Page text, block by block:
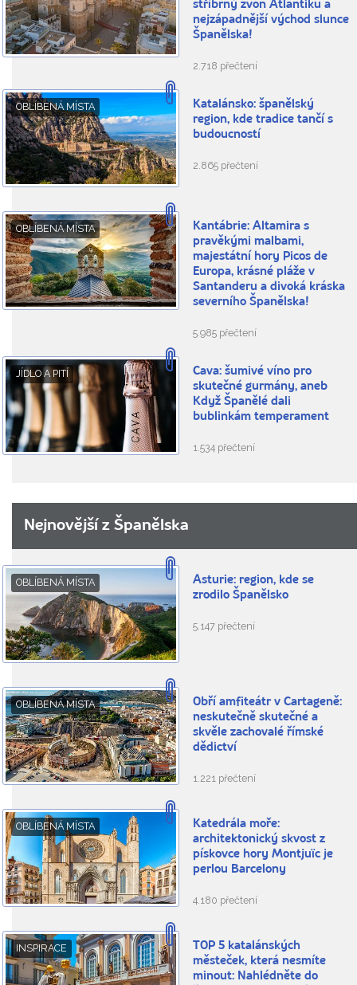
stříbrný zvon Atlantiku a
nejzápadnější východ slunce
Španělska!
2.718 přečtení
OBLÍBENÁ MÍSTA
Katalánsko: španělský
region, kde tradice tančí s
budoucností
2.865 přečtení
OBLÍBENÁ MÍSTA
Kantábrie: Altamira s
pravěkými malbami,
majestátní hory Picos de
Europa, krásné pláže v
Santanderu a divoká kráska
severního Španělska!
5.985 přečtení
JÍDLO A PITÍ
Cava: šumivé víno pro
skutečné gurmány, aneb
Když Španělé dali
bublinkám temperament
1.534 přečtení
Nejnovější z Španělska
OBLÍBENÁ MÍSTA
Asturie: region, kde se
zrodilo Španělsko
5.147 přečtení
OBLÍBENÁ MÍSTA
Obří amfiteátr v Cartageně:
neskutečně skutečné a
skvěle zachovalé římské
dědictví
1.221 přečtení
OBLÍBENÁ MÍSTA
Katedrála moře:
architektonický skvost z
pískovce hory Montjuïc je
perlou Barcelony
4.180 přečtení
INSPIRACE
TOP 5 katalánských
městeček, která nesmíte
minout: Nahlédněte do